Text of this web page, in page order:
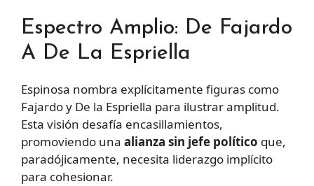
Espectro Amplio: De Fajardo
A De La Espriella
Espinosa nombra explícitamente figuras como
Fajardo y De la Espriella para ilustrar amplitud.
Esta visión desafía encasillamientos,
promoviendo una alianza sin jefe político que,
paradójicamente, necesita liderazgo implícito
para cohesionar.